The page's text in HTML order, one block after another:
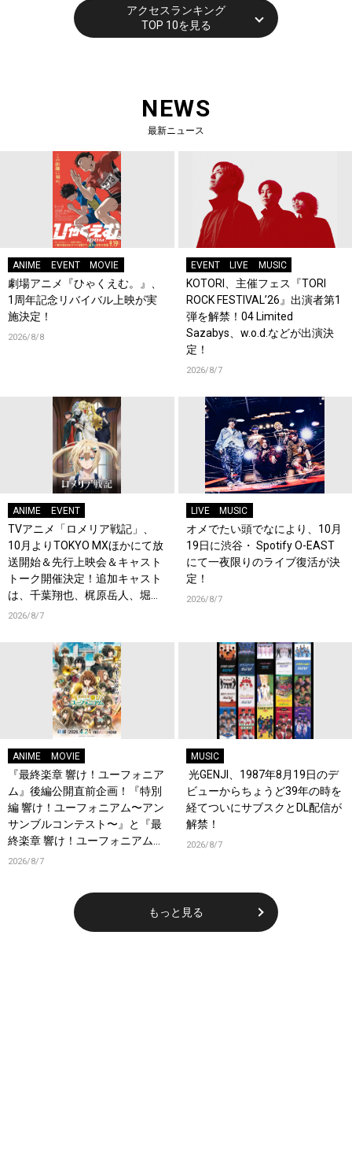
アクセスランキング
TOP 10を見る
NEWS
最新ニュース
ANIME EVENT MOVIE
劇場アニメ『ひゃくえむ。』、
1周年記念リバイバル上映が実
施決定！
2026/8/8
EVENT LIVE MUSIC
KOTORI、主催フェス『TORI
ROCK FESTIVAL’26』出演者第1
弾を解禁！04 Limited
Sazabys、w.o.d.などが出演決
定！
2026/8/7
ANIME EVENT
TVアニメ「ロメリア戦記」、
10月よりTOKYO MXほかにて放
送開始＆先行上映会＆キャスト
トーク開催決定！追加キャスト
は、千葉翔也、梶原岳人、堀江
瞬、綿貫竜之介！PV第1弾公
2026/8/7
LIVE MUSIC
オメでたい頭でなにより、10月
19日に渋谷・ Spotify O-EAST
にて一夜限りのライブ復活が決
定！
2026/8/7
ANIME MOVIE
『最終楽章 響け！ユーフォニア
ム』後編公開直前企画！『特別
編 響け！ユーフォニアム〜アン
サンブルコンテスト〜』と『最
終楽章 響け！ユーフォニアム』
前編の一挙上映が決定！
2026/8/7
MUSIC
光GENJI、1987年8月19日のデ
ビューからちょうど39年の時を
経てついにサブスクとDL配信が
解禁！
2026/8/7
もっと見る